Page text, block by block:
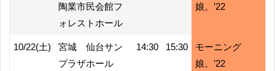
陶業市民会館フ
ォレストホール
娘。’22
10/22(土)
宮城 仙台サン
プラザホール
14:30 15:30
モーニング
娘。’22